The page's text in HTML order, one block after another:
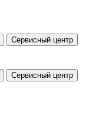
Сервисный центр
Сервисный центр